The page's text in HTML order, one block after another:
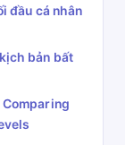
đầu cá nhân
bản bất
Comparing